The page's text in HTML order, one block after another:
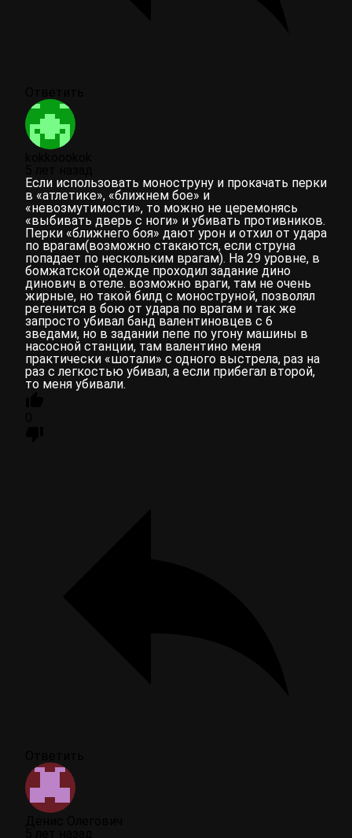
Если использовать моноструну и прокачать перки
в «атлетике», «ближнем бое» и
«невозмутимости», то можно не церемонясь
«выбивать дверь с ноги» и убивать противников.
Перки «ближнего боя» дают урон и отхил от удара
по врагам(возможно стакаются, если струна
попадает по нескольким врагам). На 29 уровне, в
бомжатской одежде проходил задание дино
динович в отеле. возможно враги, там не очень
жирные, но такой билд с моноструной, позволял
регенится в бою от удара по врагам и так же
запросто убивал банд валентиновцев с 6
зведами, но в задании пепе по угону машины в
насосной станции, там валентино меня
практически «шотали» с одного выстрела, раз на
раз с легкостью убивал, а если прибегал второй,
то меня убивали.